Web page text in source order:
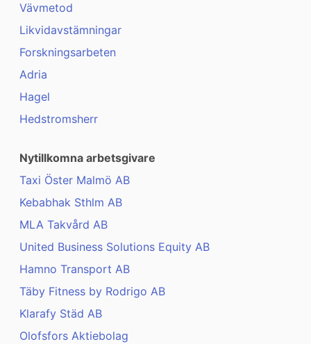
Vävmetod
Likvidavstämningar
Forskningsarbeten
Adria
Hagel
Hedstromsherr
Nytillkomna arbetsgivare
Taxi Öster Malmö AB
Kebabhak Sthlm AB
MLA Takvård AB
United Business Solutions Equity AB
Hamno Transport AB
Täby Fitness by Rodrigo AB
Klarafy Städ AB
Olofsfors Aktiebolag